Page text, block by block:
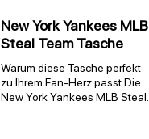
New York Yankees MLB
Steal Team Tasche
Warum diese Tasche perfekt
zu Ihrem Fan-Herz passt Die
New York Yankees MLB Steal